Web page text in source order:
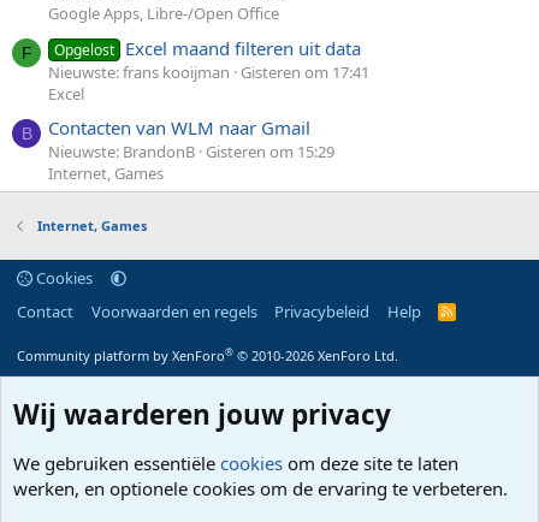
Google Apps, Libre-/Open Office
F Opgelost Excel maand filteren uit data
Nieuwste: frans kooijman
Gisteren om 17:41
Excel
B Contacten van WLM naar Gmail
Nieuwste: BrandonB Gisteren om 15:29
Internet, Games
Internet, Games
Cookies
Contact
Voorwaarden en regels Privacybeleid Help
R
Community platform by XenForo® © 2010-2026 XenForo Ltd.
Wij waarderen jouw privacy
We gebruiken essentiële cookies om deze site te laten
werken, en optionele cookies om de ervaring te verbeteren.